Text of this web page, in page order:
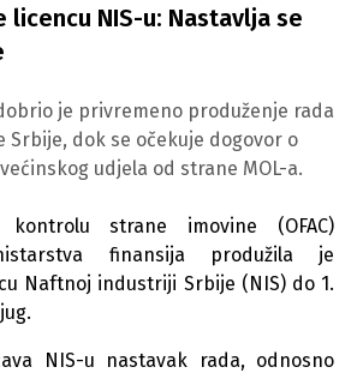
licencu NIS-u: Nastavlja se
je privremeno produženje rada
dok se očekuje dogovor o
udjela od strane MOL-a.
kontrolu strane imovine (OFAC)
finansija produžila je
Naftnoj industriji Srbije (NIS) do 1.
NIS-u nastavak rada, odnosno